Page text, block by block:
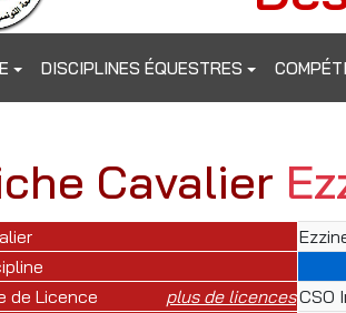
DISCIPLINES ÉQUESTRES
Cavalier
de Licence
plus de licencesCSO